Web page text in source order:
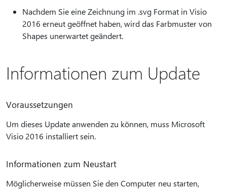
Nachdem Sie eine Zeichnung im .svg Format in Visio
2016 erneut geöffnet haben, wird das Farbmuster von
Shapes unerwartet geändert.
Informationen zum Update
Voraussetzungen
Um dieses Update anwenden zu können, muss Microsoft
Visio 2016 installiert sein.
Informationen zum Neustart
Möglicherweise müssen Sie den Computer neu starten,